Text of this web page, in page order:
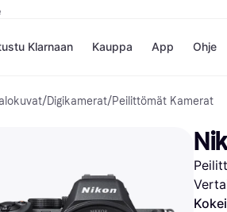
Klarnaan Kauppa
Kaupat
Gigantti
H&M
Peten
Wolt
App Ohje
/Digikamerat/Peilittömät Kamerat